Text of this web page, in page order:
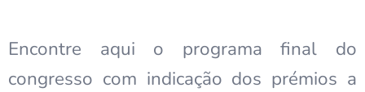
Encontre aqui o programa final do
congresso com indicação dos prémios a